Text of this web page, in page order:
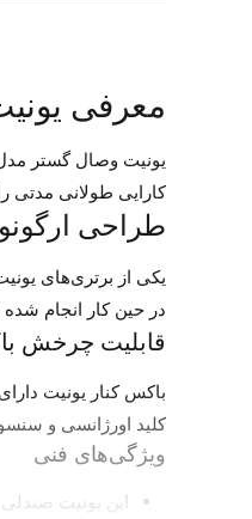
معرفی
کارایی طولانی مدتی
طراحی
در حین کار انجام
قابلیت چرخش
کلید اورژانسی و
ویژگی‌های فنی
این یونیت